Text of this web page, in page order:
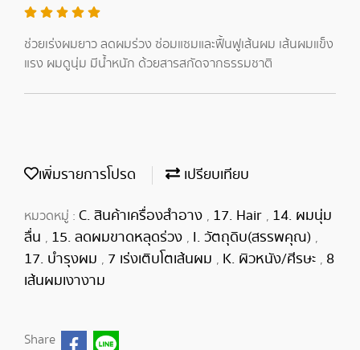
ช่วยเร่งผมยาว ลดผมร่วง ซ่อมแซมและฟื้นฟูเส้นผม เส้นผมแข็ง
แรง ผมดูนุ่ม มีน้ำหนัก ด้วยสารสกัดจากธรรมชาติ
เพิ่มรายการโปรด เปรียบเทียบ
หมวดหมู่ : C. สินค้าเครื่องสำอาง , 17. Hair , 14. ผมนุ่ม
ลื่น , 15. ลดผมขาดหลุดร่วง , I. วัตถุดิบ(สรรพคุณ) ,
17. บำรุงผม , 7 เร่งเติบโตเส้นผม , K. ผิวหนัง/ศีรษะ , 8
เส้นผมเงางาม
Share